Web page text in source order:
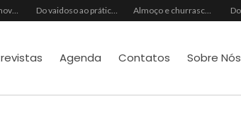
Ideal Clube promove programação especial para celebrar o Dia dos Pais com música, gastronomia e lazer para toda a família Do vaidoso ao prático: veja lista com ideias de presentes Avon para cada perfil de pai Almoço e churrasco de Dia dos Pais impulsionam vendas no varejo alimentar
Agenda Contatos Sobre Nós